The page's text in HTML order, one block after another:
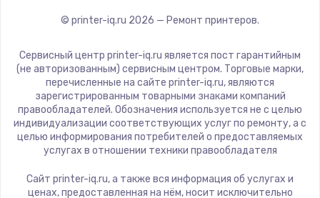
© printer-iq.ru 2026 — Ремонт принтеров.
Сервисный центр printer-iq.ru является пост гарантийным
(не авторизованным) сервисным центром. Торговые марки,
перечисленные на сайте printer-iq.ru, являются
зарегистрированным товарными знаками компаний
правообладателей. Обозначения используется не с целью
индивидуализации соответствующих услуг по ремонту, а с
целью информирования потребителей о предоставляемых
услугах в отношении техники правообладателя
Сайт printer-iq.ru, а также вся информация об услугах и
ценах, предоставленная на нём, носит исключительно